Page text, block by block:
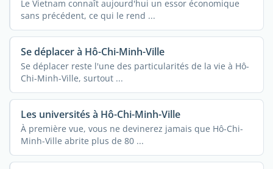
Le Vietnam connaît aujourd'hui un essor économique
sans précédent, ce qui le rend ...
Se déplacer à Hô-Chi-Minh-Ville
Se déplacer reste l'une des particularités de la vie à Hô-
Chi-Minh-Ville, surtout ...
Les universités à Hô-Chi-Minh-Ville
À première vue, vous ne devinerez jamais que Hô-Chi-
Minh-Ville abrite plus de 80 ...